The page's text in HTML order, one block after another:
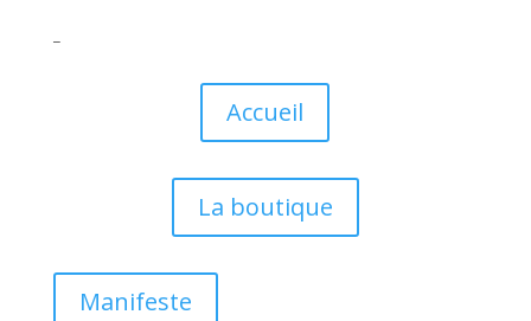
Accueil
La boutique
Manifeste